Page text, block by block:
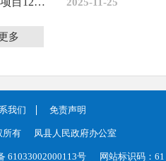
多
我们 免责声明
所有 凤县人民政府办公室
61033002000113号 网站标识码：61